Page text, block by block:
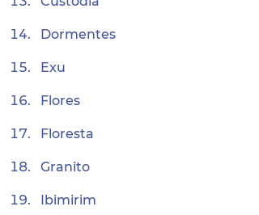
Dormentes
Exu
Flores
Floresta
Granito
Ibimirim